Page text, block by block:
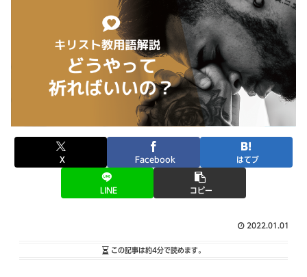
X Facebook はてブ
LINE コピー
2022.01.01
この記事は約4分で読めます。